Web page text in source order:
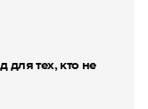
для тех, кто не